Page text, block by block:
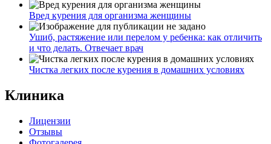
Вред курения для организма женщины
Ушиб, растяжение или перелом у ребенка: как отличить
и что делать. Отвечает врач
Чистка легких после курения в домашних условиях
Клиника
Лицензии
Отзывы